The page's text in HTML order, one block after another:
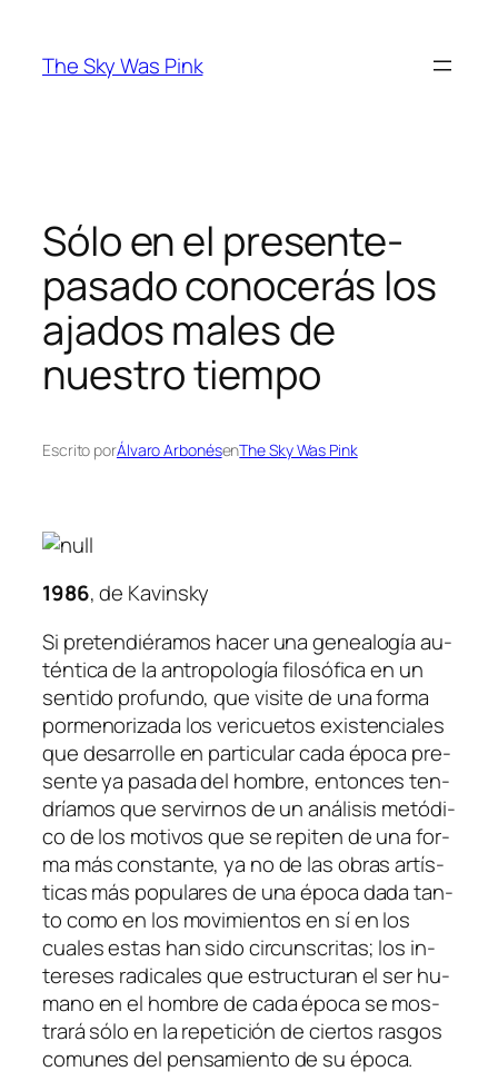
contenido
The Sky Was Pink
Sólo en el presente-
pasado conocerás los
ajados males de
nuestro tiempo
Escrito porÁlvaro ArbonésenThe Sky Was Pink
1986, de Kavinsky
Si pre­ten­dié­ra­mos ha­cer una ge­nea­lo­gía au­
tén­ti­ca de la an­tro­po­lo­gía fi­lo­só­fi­ca en un
sen­ti­do pro­fun­do, que vi­si­te de una for­ma
por­me­no­ri­za­da los ve­ri­cue­tos exis­ten­cia­les
que de­sa­rro­lle en par­ti­cu­lar ca­da épo­ca pre­
sen­te ya pa­sa­da del hom­bre, en­ton­ces ten­
dría­mos que ser­vir­nos de un aná­li­sis me­tó­di­
co de los mo­ti­vos que se re­pi­ten de una for­
ma más cons­tan­te, ya no de las obras ar­tís­
ti­cas más po­pu­la­res de una épo­ca da­da tan­
to co­mo en los mo­vi­mien­tos en sí en los
cua­les es­tas han si­do cir­cuns­cri­tas; los in­
tere­ses ra­di­ca­les que es­truc­tu­ran el ser hu­
mano en el hom­bre de ca­da épo­ca se mos­
tra­rá só­lo en la re­pe­ti­ción de cier­tos ras­gos
co­mu­nes del pen­sa­mien­to de su época.